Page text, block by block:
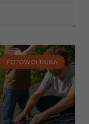
FOTOWOLTAIKA